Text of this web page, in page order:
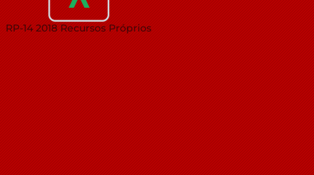
RP-14 2018 Recursos Próprios